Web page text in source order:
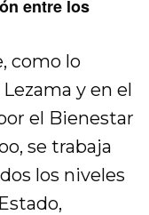
entre los
como lo
y en el
el Bienestar
se trabaja
los niveles